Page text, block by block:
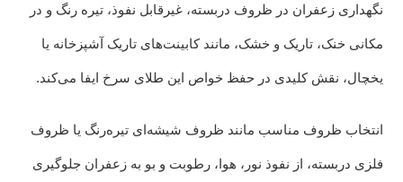
نگهداری زعفران در ظروف دربسته، غیرقابل نفوذ، تیره رنگ و در
مکانی خنک، تاریک و خشک، مانند کابینت‌های تاریک آشپزخانه یا
یخچال، نقش کلیدی در حفظ خواص این طلای سرخ ایفا می‌کند.
انتخاب ظروف مناسب مانند ظروف شیشه‌ای تیره‌رنگ یا ظروف
فلزی دربسته، از نفوذ نور، هوا، رطوبت و بو به زعفران جلوگیری